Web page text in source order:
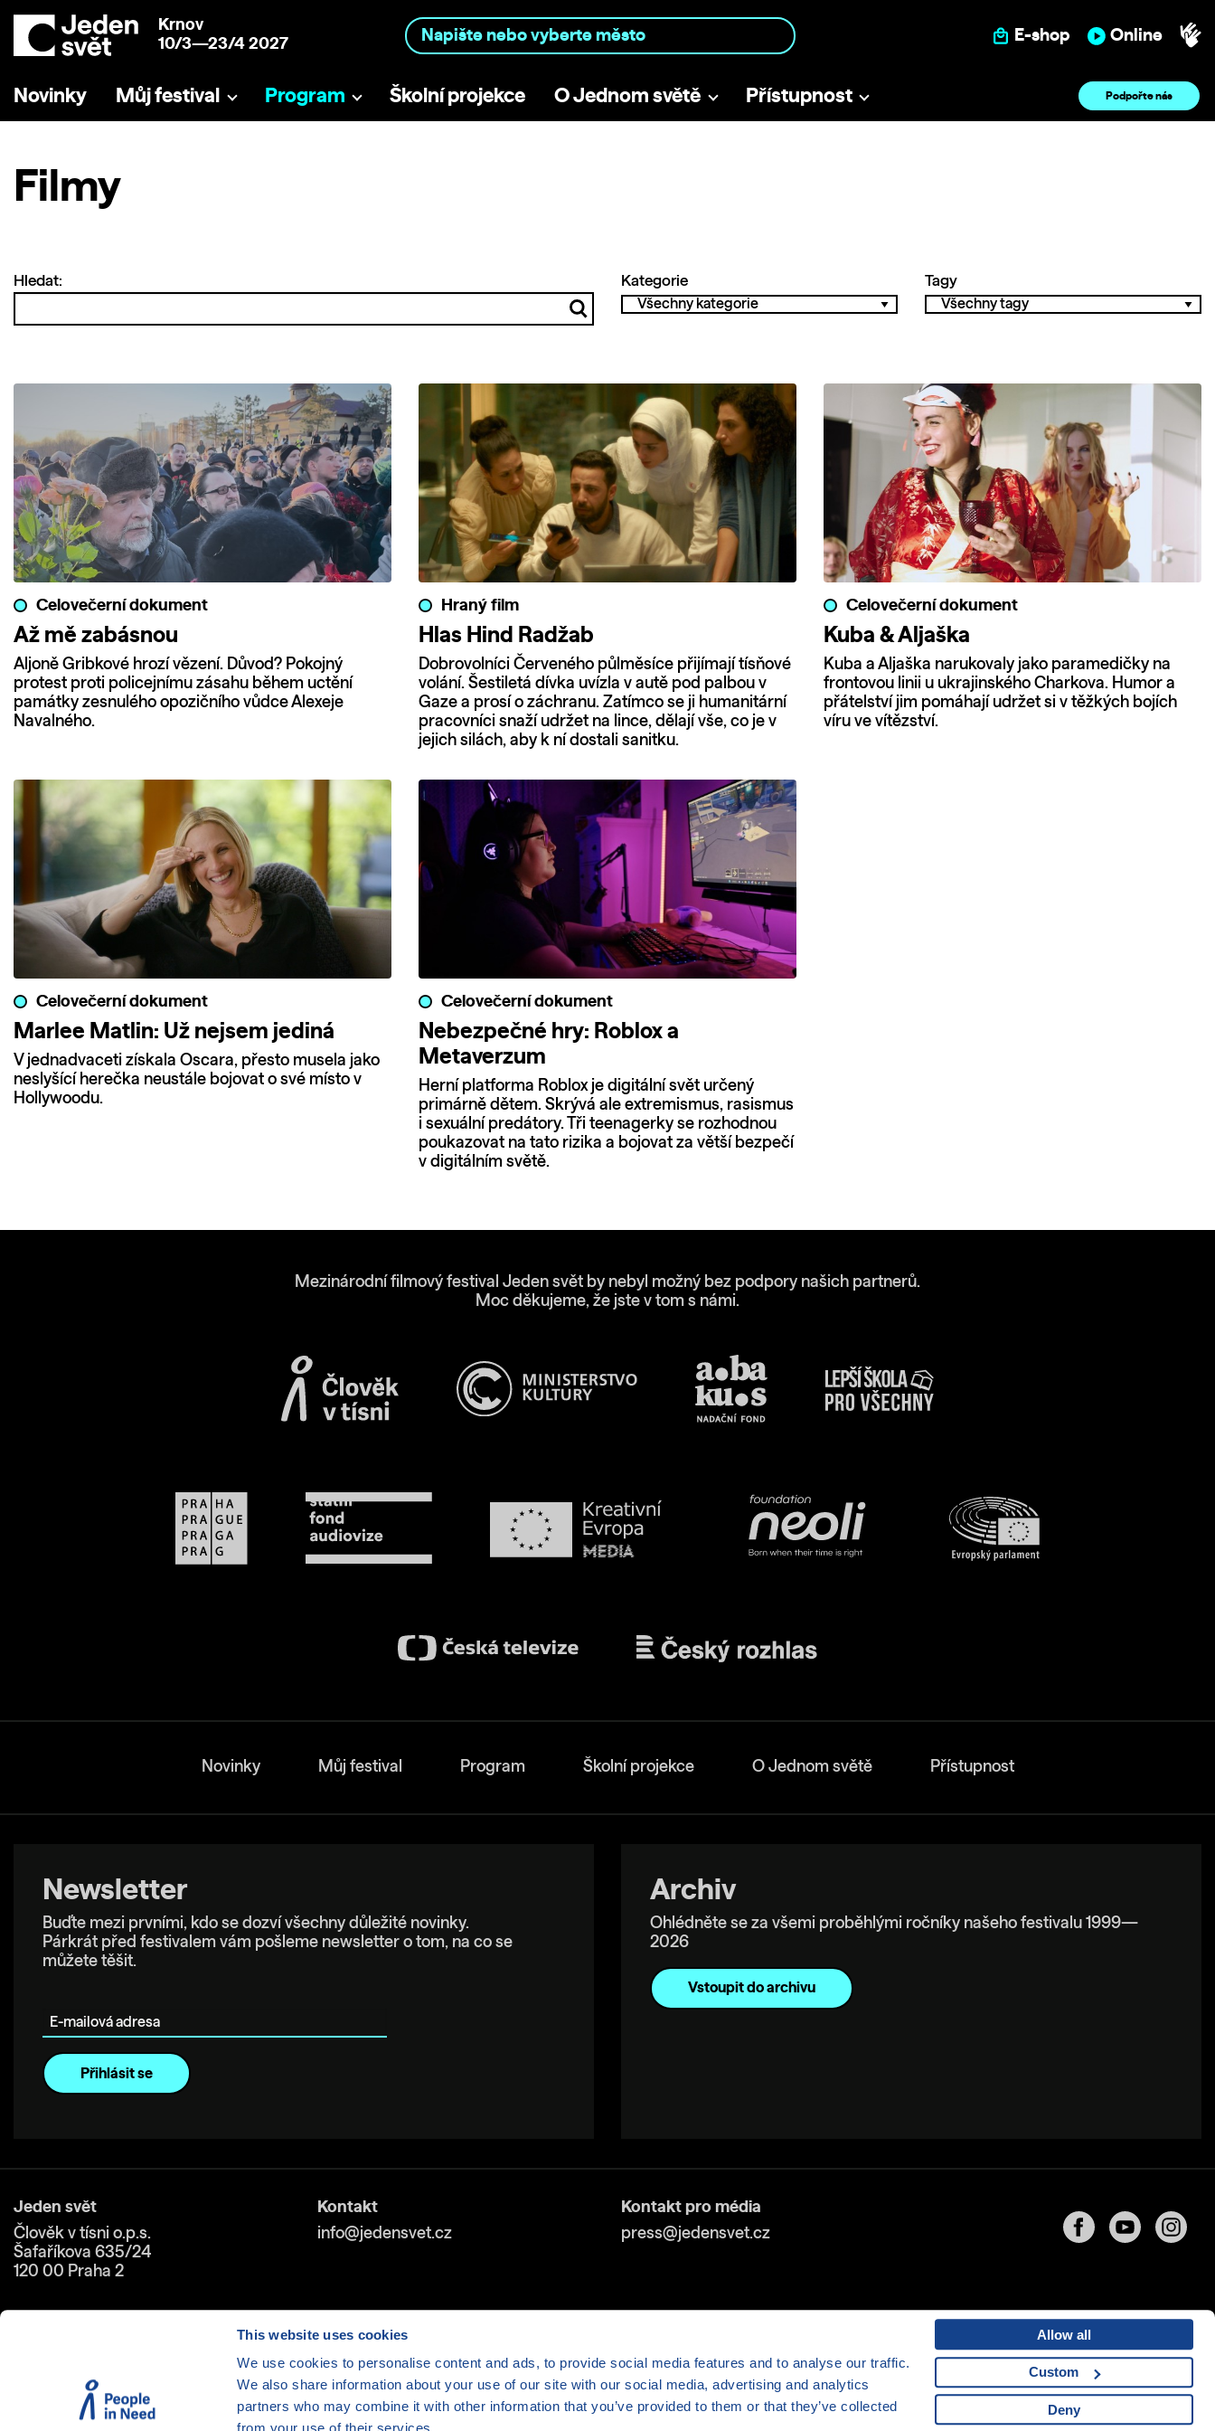
This website uses cookies
We use cookies to personalise content and ads, to provide social media features and to analyse our traffic.
We also share information about your use of our site with our social media, advertising and analytics
partners who may combine it with other information that you’ve provided to them or that they’ve collected
Allow all
Custom
Deny
Krnov
10/3—23/4 2027
E-shop Online
Novinky Můj festival Program Školní projekce O Jednom světě Přístupnost Podpořte nás
Filmy
Hledat: Kategorie Tagy
Celovečerní dokument
Až mě zabásnou
Aljoně Gribkové hrozí vězení. Důvod? Pokojný
protest proti policejnímu zásahu během uctění
památky zesnulého opozičního vůdce Alexeje
Navalného.
Hraný film
Hlas Hind Radžab
Dobrovolníci Červeného půlměsíce přijímají tísňové
volání. Šestiletá dívka uvízla v autě pod palbou v
Gaze a prosí o záchranu. Zatímco se ji humanitární
pracovníci snaží udržet na lince, dělají vše, co je v
jejich silách, aby k ní dostali sanitku.
Celovečerní dokument
Kuba & Aljaška
Kuba a Aljaška narukovaly jako paramedičky na
frontovou linii u ukrajinského Charkova. Humor a
přátelství jim pomáhají udržet si v těžkých bojích
víru ve vítězství.
Celovečerní dokument
Marlee Matlin: Už nejsem jediná
V jednadvaceti získala Oscara, přesto musela jako
neslyšící herečka neustále bojovat o své místo v
Hollywoodu.
Celovečerní dokument
Nebezpečné hry: Roblox a
Metaverzum
Herní platforma Roblox je digitální svět určený
primárně dětem. Skrývá ale extremismus, rasismus
i sexuální predátory. Tři teenagerky se rozhodnou
poukazovat na tato rizika a bojovat za větší bezpečí
v digitálním světě.
Mezinárodní filmový festival Jeden svět by nebyl možný bez podpory našich partnerů.
Moc děkujeme, že jste v tom s námi.
Novinky Můj festival Program Školní projekce O Jednom světě Přístupnost
Newsletter
Buďte mezi prvními, kdo se dozví všechny důležité novinky.
Párkrát před festivalem vám pošleme newsletter o tom, na co se
můžete těšit.
Archiv
Ohlédněte se za všemi proběhlými ročníky našeho festivalu 1999—
2026
Vstoupit do archivu
Jeden svět
Člověk v tísni o.p.s.
Šafaříkova 635/24
120 00 Praha 2
Kontakt
info@jedensvet.cz
Kontakt pro média
press@jedensvet.cz
Cookies| © 1999-2026 Člověk v tísni o.p.s., web běží v rámci bezplatnéhoserverhostingspolečnosti